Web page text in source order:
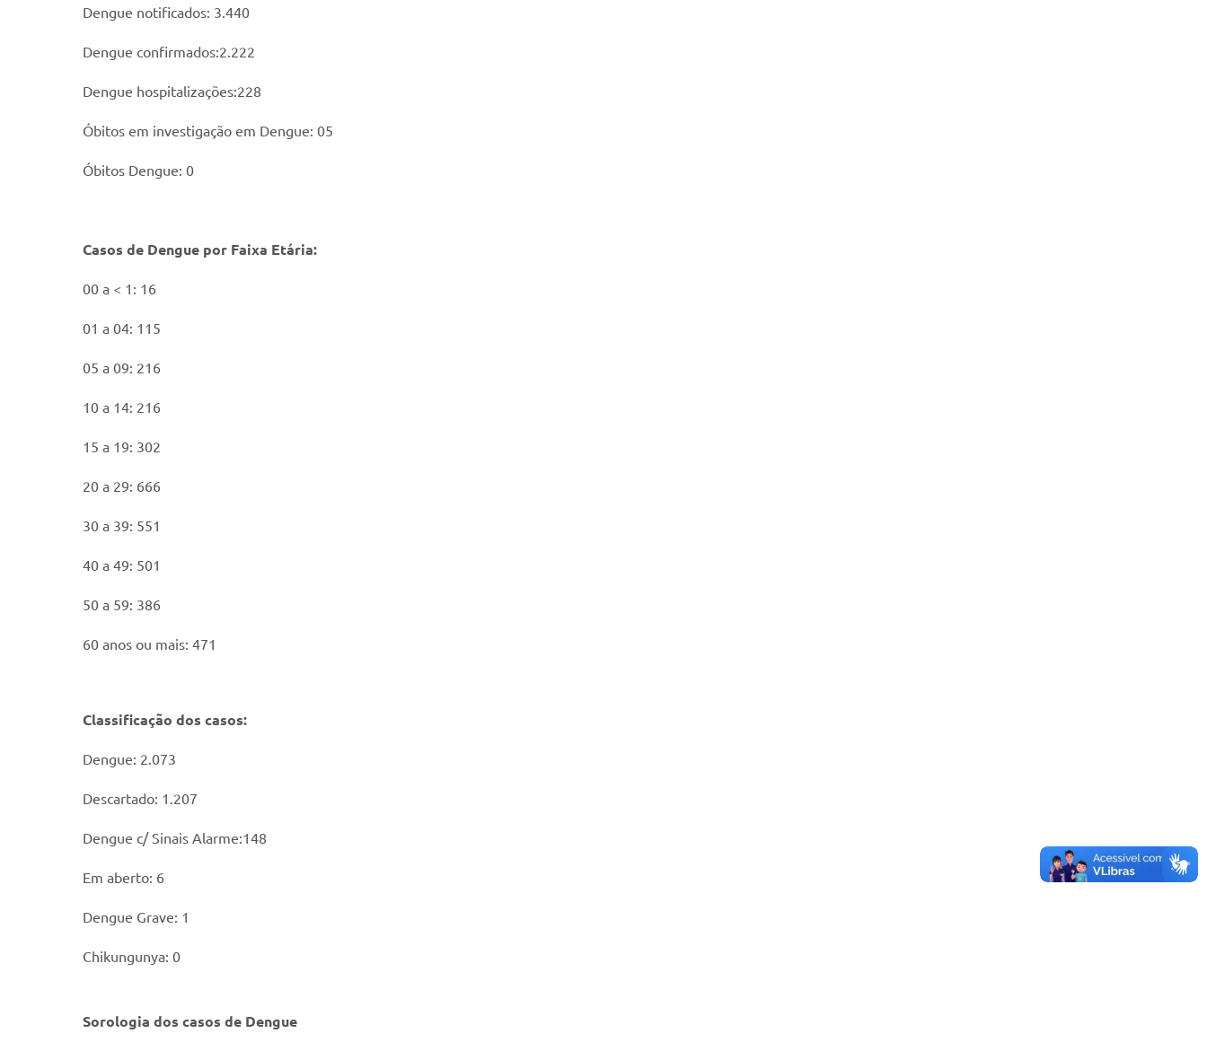
Dengue notificados: 3.440
Dengue confirmados:2.222
Dengue hospitalizações:228
Óbitos em investigação em Dengue: 05
Óbitos Dengue: 0
Casos de Dengue por Faixa Etária:
00 a < 1: 16
01 a 04: 115
05 a 09: 216
10 a 14: 216
15 a 19: 302
20 a 29: 666
30 a 39: 551
40 a 49: 501
50 a 59: 386
60 anos ou mais: 471
Classificação dos casos:
Dengue: 2.073
Descartado: 1.207
Dengue c/ Sinais Alarme:148
Em aberto: 6
Dengue Grave: 1
Chikungunya: 0
Sorologia dos casos de Dengue